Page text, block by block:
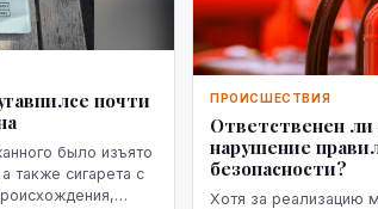
почти
было изъято
также сигарета с
ПРОИСШЕСТВИЯ
Ответственен ли
нарушение
безопасности?
Хотя за реализацию